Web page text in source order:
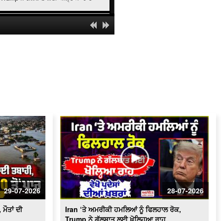
ਲੋਕਾਂ ਦੀ ਮੌਤ, 100 ਤੋਂ ਵੱਧ ਲਾਪਤਾ
Cultural Fair In Surrey l ਸਰੀ ਦੇ ਹਾਲੈਂਡ
ਪਾਰਕ 'ਚ ਲੱਗਿਆ ਸੱਭਿਆਚਾਰਕ ਮੇਲਾ
Two Relatives Drown In Italy River |
Italy ‘ਚ ਭਾਰਤੀ ਚਾਚੇ ਤੇ ਭਤੀਜੇ ਦੀ ਦਰਿਆ ‘ਚ
ਡੁੱਬਣ ਕਾਰਨ ਮੌਤ
Racial Attack in Utah | Utah 'ਚ ਭਾਰਤੀ
ਗੰਭੀਰ
29-07-2026
ਦੀ
28-07-2026
Iran ‘ਤੇ ਅਮਰੀਕੀ ਹਮਲਿਆਂ ਨੂੰ ਫਿਲਹਾਲ ਰੋਕ,